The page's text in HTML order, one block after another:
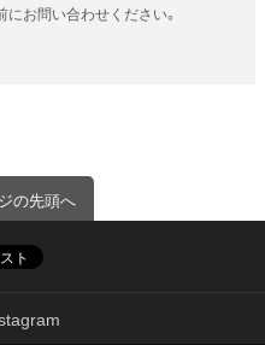
お問い合わせください。
の先頭へ